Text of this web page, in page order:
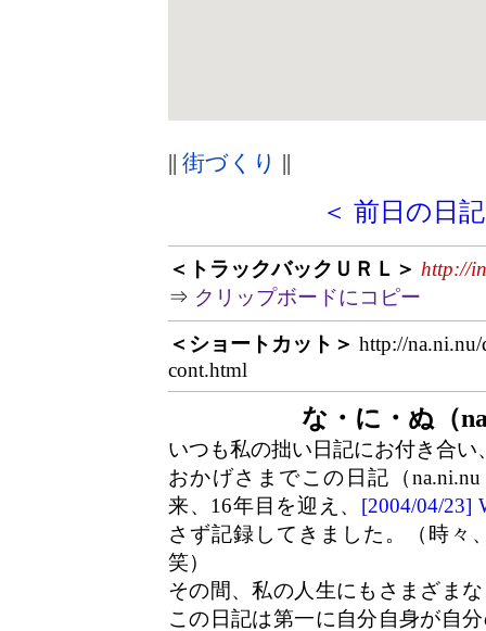
|| 街づくり ||
＜ 前日の日記
＜トラックバックＵＲＬ＞ http://
⇒ クリップボードにコピー
＜ショートカット＞ http://
cont.html
な・に・ぬ（
いつも私の拙い日記にお付き合
おかげさまでこの日記（
来、16年目を迎え、 [2004/04/23]
さず記録してきました。（時々
笑）
その間、私の人生にもさまざま
この日記は第一に自分自身が自